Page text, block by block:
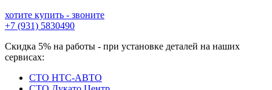
хотите купить - звоните
+7 (931) 5830490
Скидка 5% на работы - при установке деталей на наших
сервисах:
СТО НТС-АВТО